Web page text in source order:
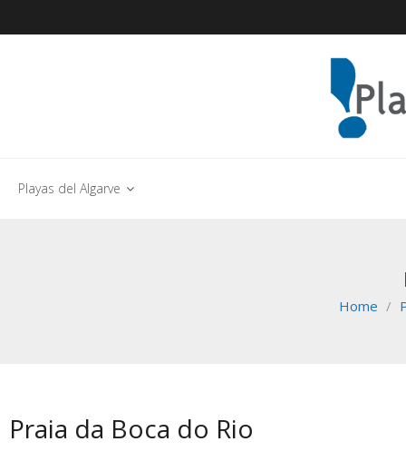
Playas del Algarve
Home /
Praia da Boca do Rio